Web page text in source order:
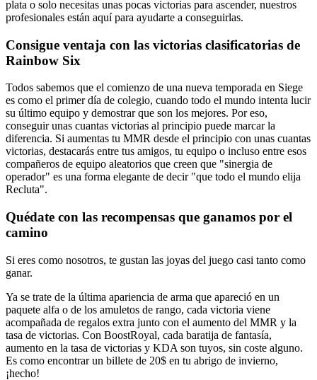
plata o solo necesitas unas pocas victorias para ascender, nuestros
profesionales están aquí para ayudarte a conseguirlas.
Consigue ventaja con las victorias clasificatorias de
Rainbow Six
Todos sabemos que el comienzo de una nueva temporada en Siege
es como el primer día de colegio, cuando todo el mundo intenta lucir
su último equipo y demostrar que son los mejores. Por eso,
conseguir unas cuantas victorias al principio puede marcar la
diferencia. Si aumentas tu MMR desde el principio con unas cuantas
victorias, destacarás entre tus amigos, tu equipo o incluso entre esos
compañeros de equipo aleatorios que creen que "sinergia de
operador" es una forma elegante de decir "que todo el mundo elija
Recluta".
Quédate con las recompensas que ganamos por el
camino
Si eres como nosotros, te gustan las joyas del juego casi tanto como
ganar.
Ya se trate de la última apariencia de arma que apareció en un
paquete alfa o de los amuletos de rango, cada victoria viene
acompañada de regalos extra junto con el aumento del MMR y la
tasa de victorias. Con BoostRoyal, cada baratija de fantasía,
aumento en la tasa de victorias y KDA son tuyos, sin coste alguno.
Es como encontrar un billete de 20$ en tu abrigo de invierno,
¡hecho!